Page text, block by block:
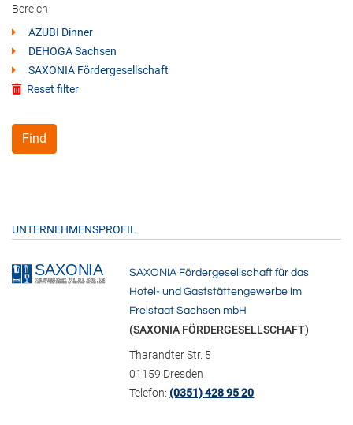
Bereich
AZUBI Dinner
DEHOGA Sachsen
SAXONIA Fördergesellschaft
Reset filter
Find
UNTERNEHMENSPROFIL
SAXONIA Fördergesellschaft für das
Hotel- und Gaststättengewerbe im
Freistaat Sachsen mbH
(SAXONIA FÖRDERGESELLSCHAFT)
Tharandter Str. 5
01159 Dresden
Telefon:(0351) 428 95 20